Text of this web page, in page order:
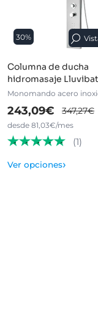
30%
Columna de ducha
hidromasaje
Monomando acero
243,09€ 347,27€
desde 81,03€/mes
(1)
Ver opciones›